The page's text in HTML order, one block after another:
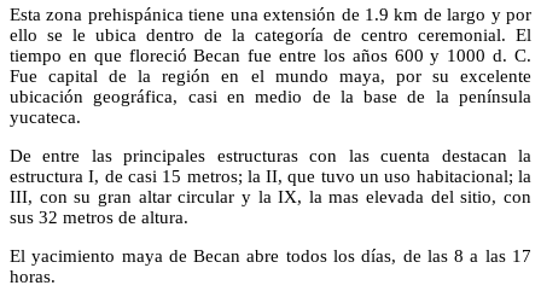
Esta zona prehispánica tiene una extensión de 1.9 km de largo y por
ello se le ubica dentro de la categoría de centro ceremonial. El
tiempo en que floreció Becan fue entre los años 600 y 1000 d. C.
Fue capital de la región en el mundo maya, por su excelente
ubicación geográfica, casi en medio de la base de la península
yucateca.
De entre las principales estructuras con las cuenta destacan la
estructura I, de casi 15 metros; la II, que tuvo un uso habitacional; la
III, con su gran altar circular y la IX, la mas elevada del sitio, con
sus 32 metros de altura.
El yacimiento maya de Becan abre todos los días, de las 8 a las 17
horas.